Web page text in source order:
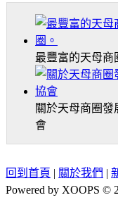
最豐富的天母商
關於天母商圈發
會
回到首頁 | 關於我們 |
Powered by XOOPS ©